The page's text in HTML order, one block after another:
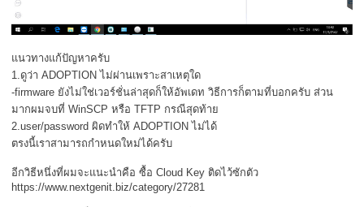
แนวทางแก้ปัญหาครับ
1.ดูว่า ADOPTION ไม่ผ่านเพราะสาเหตุใด
-firmware ยังไม่ใช่เวอร์ชั่นล่าสุดก็ให้อัพเดท วิธีการก็ตามที่บอกครับ ส่วน
มากผมจบที่ WinSCP หรือ TFTP กรณีสุดท้าย
2.user/password ผิดทำให้ ADOPTION ไม่ได้
ตรงนี้เราสามารถกำหนดใหม่ได้ครับ
อีกวิธีหนึ่งที่ผมจะแนะนำคือ ซื้อ Cloud Key ติดไว้ซักตัว
https://www.nextgenit.biz/category/27281